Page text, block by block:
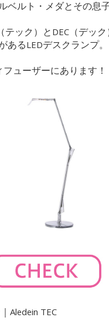
ベルト・メダとその息
テック）とDEC（デッ
あるLEDデスクランプ。
ューザーにあります！
Aledein TEC